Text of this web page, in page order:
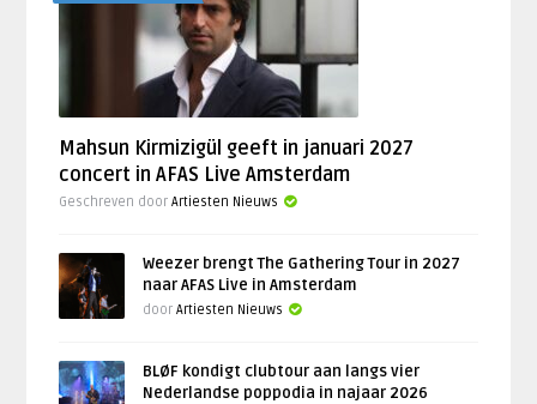
Mahsun Kirmizigül geeft in januari 2027
concert in AFAS Live Amsterdam
Geschreven doorArtiesten Nieuws
Weezer brengt The Gathering Tour in 2027
naar AFAS Live in Amsterdam
doorArtiesten Nieuws
BLØF kondigt clubtour aan langs vier
Nederlandse poppodia in najaar 2026